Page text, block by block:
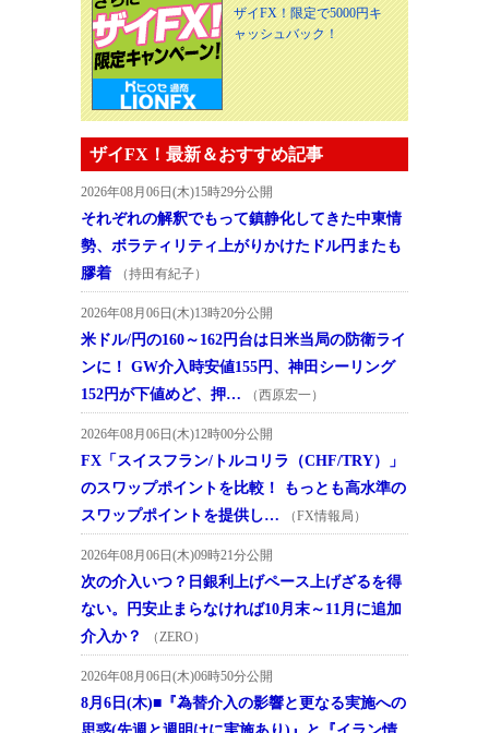
ザイFX！限定で5000円キ
ャッシュバック！
ザイFX！最新＆おすすめ記事
2026年08月06日(木)15時29分公開
それぞれの解釈でもって鎮静化してきた中東情
勢、ボラティリティ上がりかけたドル円またも
膠着
（持田有紀子）
2026年08月06日(木)13時20分公開
米ドル/円の160～162円台は日米当局の防衛ライ
ンに！ GW介入時安値155円、神田シーリング
152円が下値めど、押…
（西原宏一）
2026年08月06日(木)12時00分公開
FX「スイスフラン/トルコリラ（CHF/TRY）」
のスワップポイントを比較！ もっとも高水準の
スワップポイントを提供し…
（FX情報局）
2026年08月06日(木)09時21分公開
次の介入いつ？日銀利上げペース上げざるを得
ない。円安止まらなければ10月末～11月に追加
介入か？
（ZERO）
2026年08月06日(木)06時50分公開
8月6日(木)■『為替介入の影響と更なる実施への
思惑(先週と週明けに実施あり)』と『イラン情